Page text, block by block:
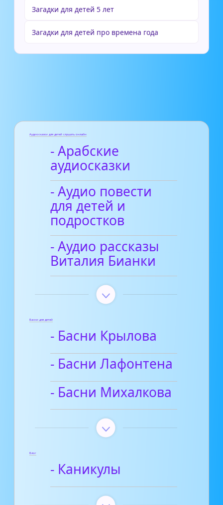
Загадки для детей 5 лет
Загадки для детей про времена года
Аудиосказки для детей слушать онлайн
- Арабские
аудиосказки
- Аудио повести
для детей и
подростков
- Аудио рассказы
Виталия Бианки
Басни для детей
- Басни Крылова
- Басни Лафонтена
- Басни Михалкова
Блог
- Каникулы